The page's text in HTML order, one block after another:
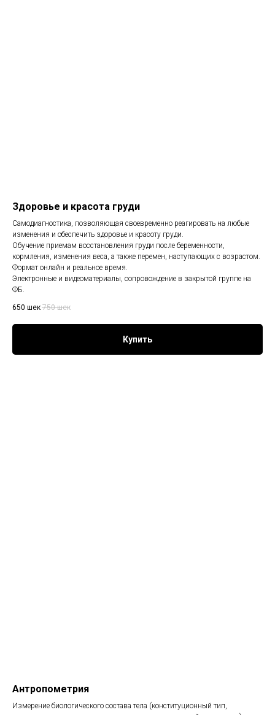
Здоровье и красота груди
Самодиагностика, позволяющая своевременно реагировать на любые
изменения и обеспечить здоровье и красоту груди.
Обучение приемам восстановления груди после беременности,
кормления, изменения веса, а также перемен, наступающих с возрастом.
Формат онлайн и реальное время.
Электронные и видеоматериалы, сопровождение в закрытой группе на
ФБ.
650 шек 750 шек
Купить
Антропометрия
Измерение биологического состава тела (конституционный тип,